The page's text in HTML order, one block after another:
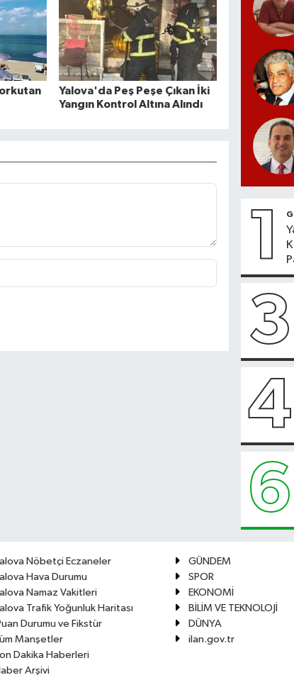
Yalova'da Peş Peşe Çıkan İki
Yangın Kontrol Altına Alındı
1
3
4
6
Nöbetçi Eczaneler
Hava Durumu
Namaz Vakitleri
Trafik Yoğunluk Haritası
Durumu ve Fikstür
Manşetler
Dakika Haberleri
Arşivi
GÜNDEM
SPOR
EKONOMİ
BİLİM VE TEKNOLOJİ
DÜNYA
ilan.gov.tr